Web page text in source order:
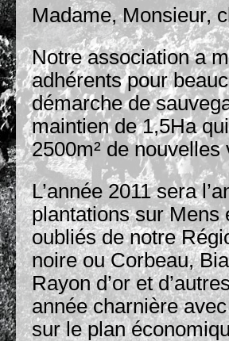
Madame, Monsieur,
Notre association a
adhérents pour
démarche de
maintien de 1,5Ha
2500m² de
L’année 2011 sera
plantations sur Mens
oubliés de notre
noire ou Corbeau,
Rayon d’or et
année charnière
sur le plan